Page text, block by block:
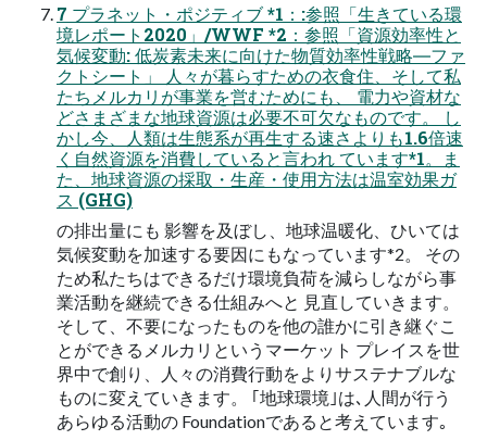
7 プラネット・ポジティブ *1：:参照「⽣きている環
境レポート2020」/WWF *2：参照「資源効率性と
気候変動: 低炭素未来に向けた物質効率性戦略―ファ
クトシート」 ⼈々が暮らすための⾐⾷住、そして私
たちメルカリが事業を営むためにも、 電⼒や資材な
どさまざまな地球資源は必要不可⽋なものです。 し
かし今、⼈類は⽣態系が再⽣する速さよりも1.6倍速
く⾃然資源を消費していると⾔われ ています*1。ま
た、地球資源の採取・⽣産・使⽤⽅法は温室効果ガ
ス (GHG)
の排出量にも 影響を及ぼし、地球温暖化、ひいては
気候変動を加速する要因にもなっています*2。 その
ため私たちはできるだけ環境負荷を減らしながら事
業活動を継続できる仕組みへと ⾒直していきます。
そして、不要になったものを他の誰かに引き継ぐこ
とができるメルカリというマーケット プレイスを世
界中で創り、⼈々の消費⾏動をよりサステナブルな
ものに変えていきます。 ｢地球環境｣は､⼈間が⾏う
あらゆる活動の Foundationであると考えています｡